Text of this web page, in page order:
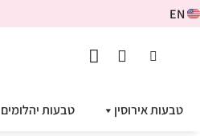
EN
טבעות אירוסין טבעות יהלומים